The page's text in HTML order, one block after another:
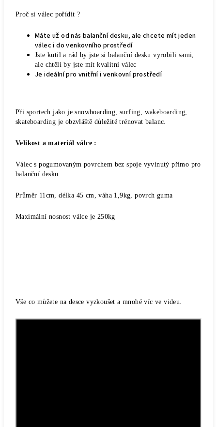
Proč si válec pořídit ?
Máte už od nás balanční desku, ale chcete mít jeden
válec i do venkovního prostředí
Jste kutil a rád by jste si balanční desku vyrobili sami,
ale chtěli by jste mít kvalitní válec
Je ideální pro vnitřní i venkovní prostředí
Při sportech jako je snowboarding, surfing, wakeboarding,
skateboarding je obzvláště důležité trénovat balanc.
Velikost a materiál válce :
Válec s pogumovaným povrchem bez spoje vyvinutý přímo pro
balanční desku.
Průměr 11cm, délka 45 cm, váha 1,9kg, povrch guma
Maximální nosnost válce je 250kg
Vše co můžete na desce vyzkoušet a mnohé víc ve videu.